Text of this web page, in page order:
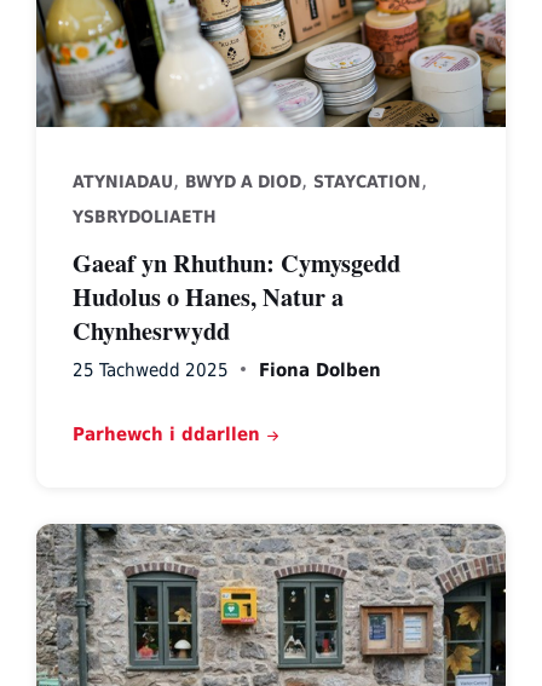
ATYNIADAU, BWYD A DIOD, STAYCATION,
YSBRYDOLIAETH
Gaeaf yn Rhuthun: Cymysgedd
Hudolus o Hanes, Natur a
Chynhesrwydd
25 Tachwedd 2025 Fiona Dolben
Parhewch i ddarllen